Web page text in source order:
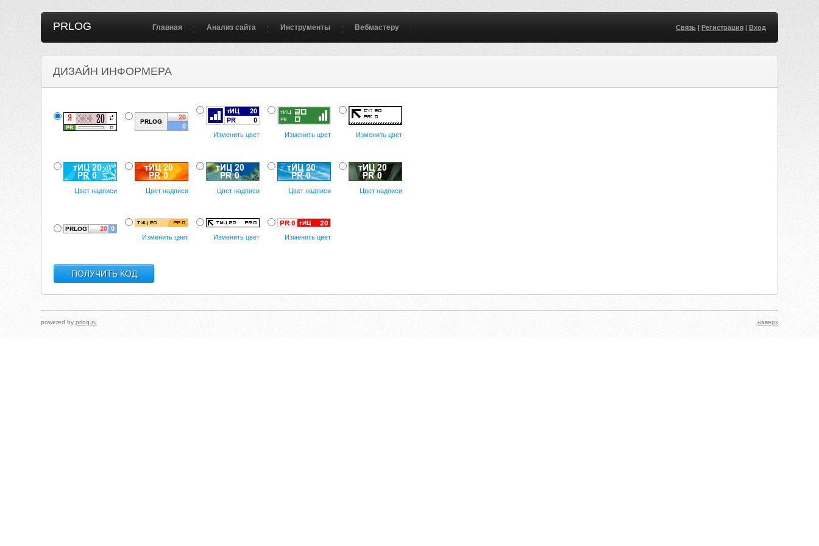
PRLOG Главная Анализ сайта Инструменты Вебмастеру Связь| Регистрация| Вход
ДИЗАЙН ИНФОРМЕРА
Изменить цвет Изменить цвет Изменить цвет
Цвет надписи Цвет надписи Цвет надписи Цвет надписи Цвет надписи
Изменить цвет Изменить цвет Изменить цвет
powered byprlog.ru наверх